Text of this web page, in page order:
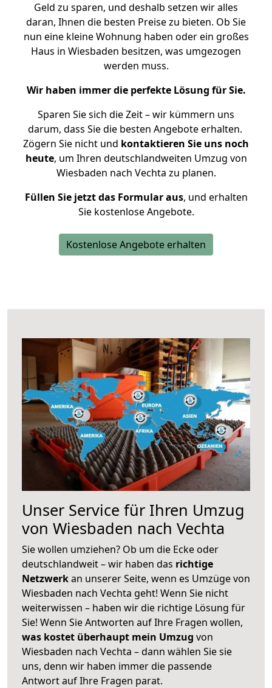
Geld zu sparen, und deshalb setzen wir alles
daran, Ihnen die besten Preise zu bieten. Ob Sie
nun eine kleine Wohnung haben oder ein großes
Haus in Wiesbaden besitzen, was umgezogen
werden muss.
Wir haben immer die perfekte Lösung für Sie.
Sparen Sie sich die Zeit – wir kümmern uns
darum, dass Sie die besten Angebote erhalten.
Zögern Sie nicht und kontaktieren Sie uns noch
heute, um Ihren deutschlandweiten Umzug von
Wiesbaden nach Vechta zu planen.
Füllen Sie jetzt das Formular aus, und erhalten
Sie kostenlose Angebote.
Kostenlose Angebote erhalten
Unser Service für Ihren Umzug
von Wiesbaden nach Vechta
Sie wollen umziehen? Ob um die Ecke oder
deutschlandweit – wir haben das richtige
Netzwerkan unserer Seite, wenn es Umzüge von
Wiesbaden nach Vechta geht! Wenn Sie nicht
weiterwissen – haben wir die richtige Lösung für
Sie! Wenn Sie Antworten auf Ihre Fragen wollen,
was kostet überhaupt mein Umzug von
Wiesbaden nach Vechta – dann wählen Sie sie
uns, denn wir haben immer die passende
Antwort auf Ihre Fragen parat.